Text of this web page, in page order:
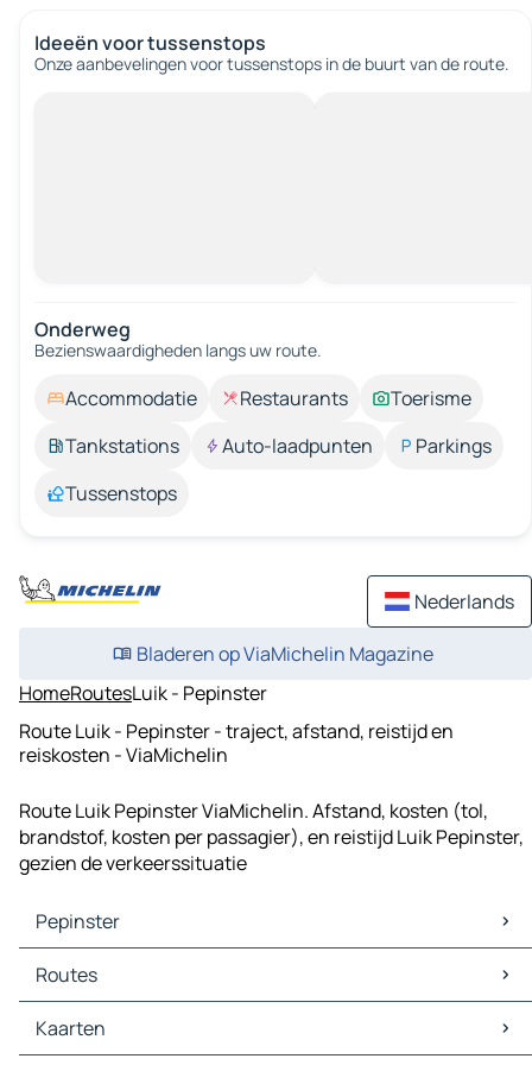
Ideeën voor tussenstops
Onze aanbevelingen voor tussenstops in de buurt van de route.
Onderweg
Bezienswaardigheden langs uw route.
Accommodatie Restaurants
Toerisme
Tankstations
Auto-laadpunten
Parkings
Tussenstops
Nederlands
Bladeren op ViaMichelin Magazine
HomeRoutesLuik - Pepinster
Route Luik - Pepinster - traject, afstand, reistijd en
reiskosten - ViaMichelin
Route Luik Pepinster ViaMichelin. Afstand, kosten (tol,
brandstof, kosten per passagier), en reistijd Luik Pepinster,
gezien de verkeerssituatie
Pepinster
Pepinster Kaarten
Pepinster Verkeer
Pepinster Hotels
Pepinster Restaurants
Routes
Routes Pepinster - Verviers
Routes Pepinster - Luik
Kaarten